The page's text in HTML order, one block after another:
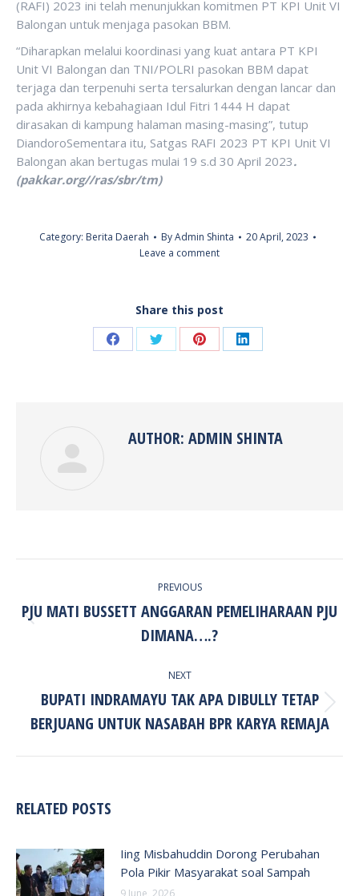
(RAFI) 2023 ini telah menunjukkan komitmen PT KPI Unit VI
Balongan untuk menjaga pasokan BBM.
“Diharapkan melalui koordinasi yang kuat antara PT KPI
Unit VI Balongan dan TNI/POLRI pasokan BBM dapat
terjaga dan terpenuhi serta tersalurkan dengan lancar dan
pada akhirnya kebahagiaan Idul Fitri 1444 H dapat
dirasakan di kampung halaman masing-masing”, tutup
DiandoroSementara itu, Satgas RAFI 2023 PT KPI Unit VI
Balongan akan bertugas mulai 19 s.d 30 April 2023.
(pakkar.org//ras/sbr/tm)
Category: Berita Daerah ByAdmin Shinta
20 April, 2023
Leave a comment
Share this post
Share Share Share Share
AUTHOR: ADMIN SHINTA
PREVIOUS
Previous
post:
PJU MATI BUSSETT ANGGARAN PEMELIHARAAN PJU
DIMANA….?
NEXT
Next
post:
BUPATI INDRAMAYU TAK APA DIBULLY TETAP
BERJUANG UNTUK NASABAH BPR KARYA REMAJA
RELATED POSTS
Iing Misbahuddin Dorong Perubahan
Pola Pikir Masyarakat soal Sampah
9 June, 2026